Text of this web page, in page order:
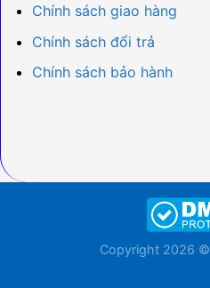
Chính sách giao hàng
Chính sách đổi trả
Chính sách bảo hành
Copyright 2026 ©